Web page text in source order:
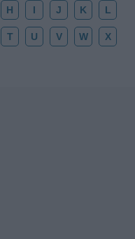
H I J K L
T U V W X